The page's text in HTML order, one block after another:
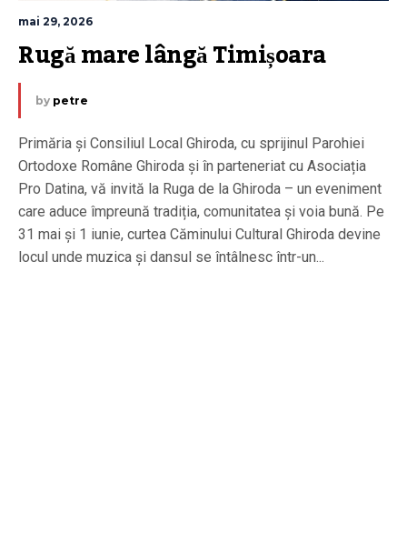
mai 29, 2026
Rugă mare lângă Timișoara
by petre
Primăria și Consiliul Local Ghiroda, cu sprijinul Parohiei
Ortodoxe Române Ghiroda și în parteneriat cu Asociația
Pro Datina, vă invită la Ruga de la Ghiroda – un eveniment
care aduce împreună tradiția, comunitatea și voia bună. Pe
31 mai și 1 iunie, curtea Căminului Cultural Ghiroda devine
locul unde muzica și dansul se întâlnesc într-un...